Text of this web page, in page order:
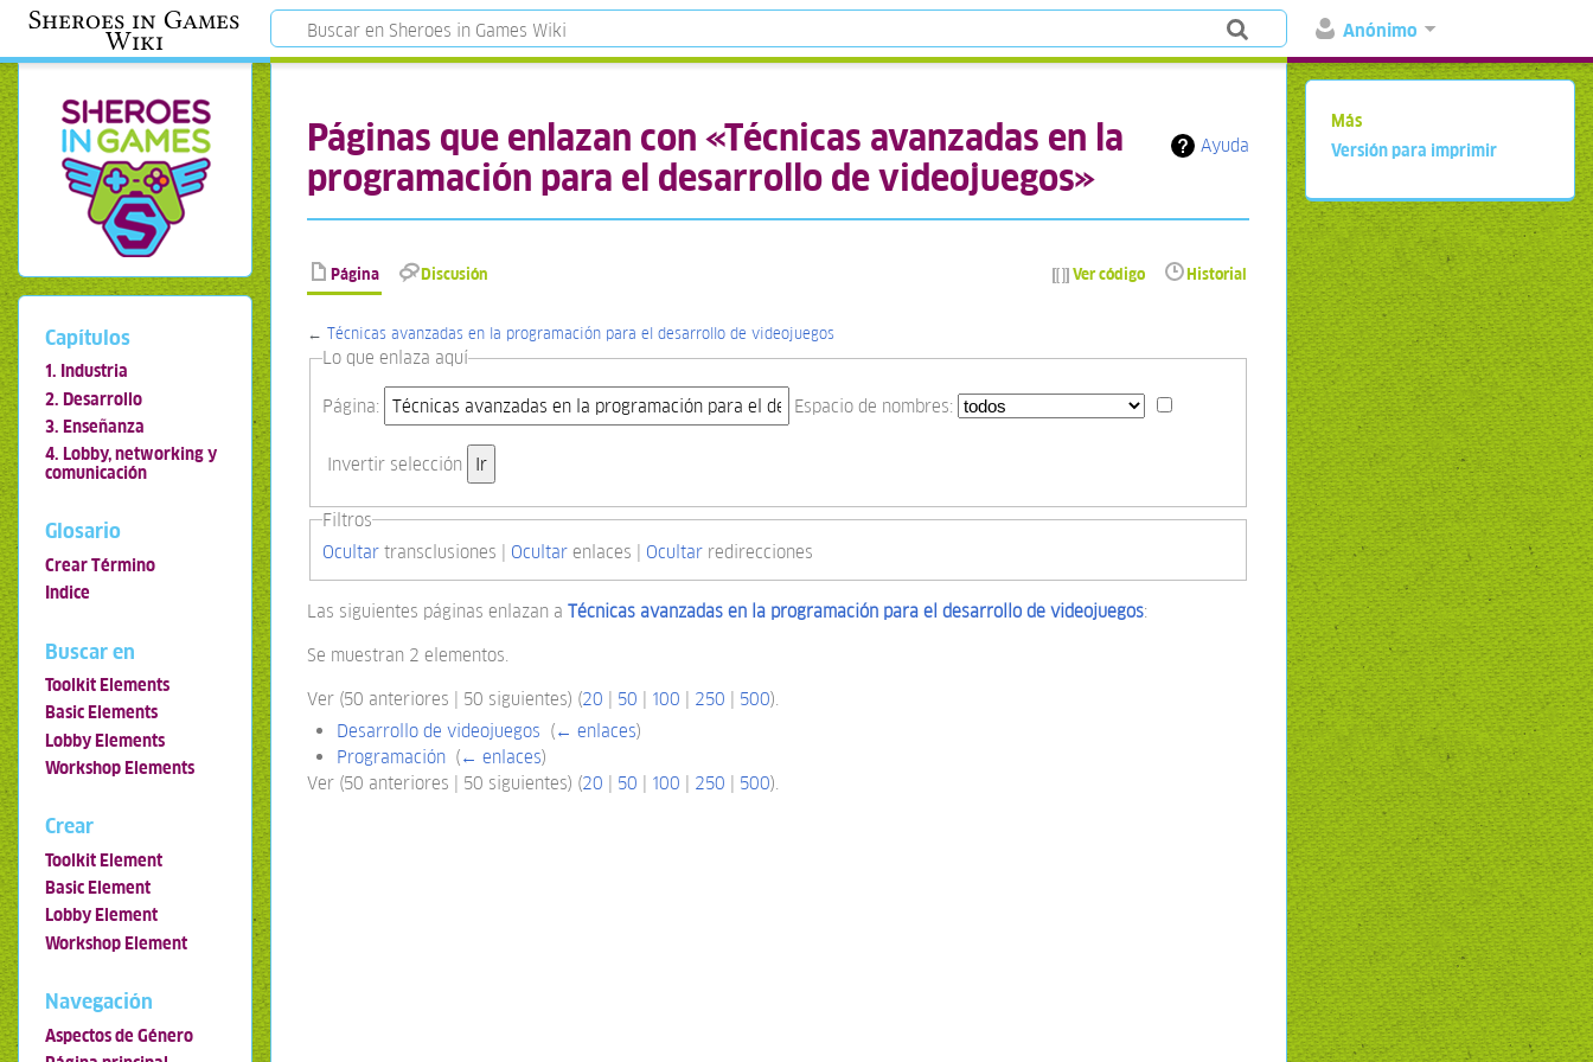
Anónimo
Sheroes in Games
Wiki
Ayuda
Páginas que enlazan con «Técnicas avanzadas en la
programación para el desarrollo de videojuegos»
Página Discusión Ver código Historial
←Técnicas avanzadas en la programación para el desarrollo de videojuegos
Lo que enlaza aquí
Página: Espacio de nombres:
Invertir selección
Filtros
Ocultartransclusiones | Ocultarenlaces | Ocultarredirecciones
Las siguientes páginas enlazan aTécnicas avanzadas en la programación para el desarrollo de videojuegos:
Se muestran 2 elementos.
Ver (50 anteriores | 50 siguientes) (20 | 50 | 100 | 250 | 500).
Desarrollo de videojuegos (← enlaces)
Programación‎ (← enlaces)
Ver (50 anteriores | 50 siguientes) (20 | 50 | 100 | 250 | 500).
Capítulos
1. Industria
2. Desarrollo
3. Enseñanza
4. Lobby, networking y
comunicación
Glosario
Crear Término
Indice
Buscar en
Toolkit Elements
Basic Elements
Lobby Elements
Workshop Elements
Crear
Toolkit Element
Basic Element
Lobby Element
Workshop Element
Navegación
Aspectos de Género
Más
Versión para imprimir